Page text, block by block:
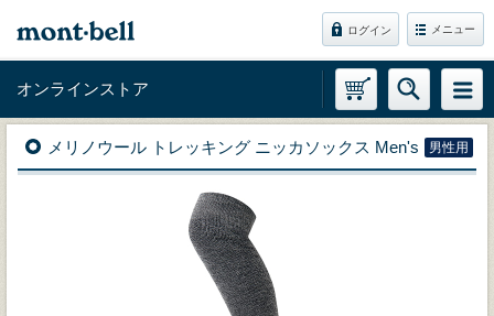
ログイン メニュー
オンラインストア
メリノウール トレッキング ニッカソックス Men's 男性用